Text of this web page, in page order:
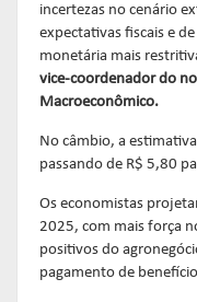
incertezas no cenário
expectativas fiscais e
monetária mais
vice-coordenador do
Macroeconômico.
No câmbio, a
passando de R$ 5,80
Os economistas
2025, com mais força
positivos do
pagamento de